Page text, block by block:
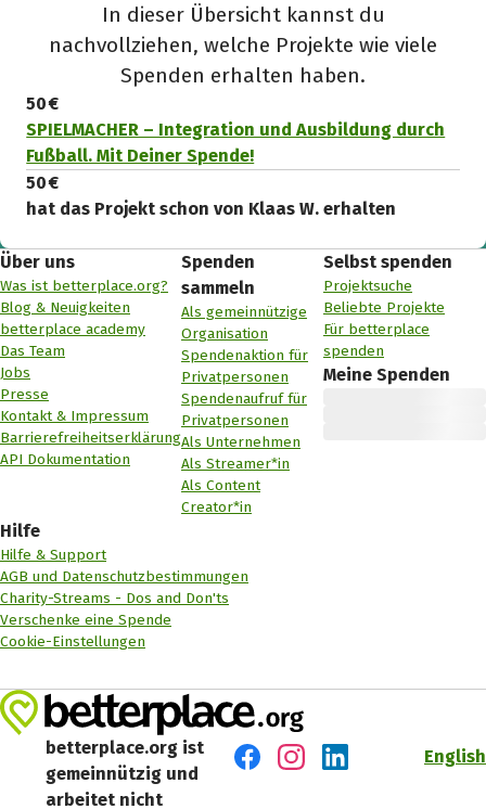
In dieser Übersicht kannst du
nachvollziehen, welche Projekte wie viele
Spenden erhalten haben.
50 €
SPIELMACHER – Integration und Ausbildung durch
Fußball. Mit Deiner Spende!
50 €
hat das Projekt schon von Klaas W. erhalten
Über uns
Was ist betterplace.org?
Blog & Neuigkeiten
betterplace academy
Das Team
Jobs
Presse
Kontakt & Impressum
Barrierefreiheitserklärung
API Dokumentation
Spenden
sammeln
Als gemeinnützige
Organisation
Spendenaktion für
Privatpersonen
Spendenaufruf für
Privatpersonen
Als Unternehmen
Als Streamer*in
Als Content
Creator*in
Selbst spenden
Projektsuche
Beliebte Projekte
Für betterplace
spenden
Meine Spenden
Hilfe
Hilfe & Support
AGB und Datenschutzbestimmungen
Charity-Streams - Dos and Don'ts
Verschenke eine Spende
Cookie-Einstellungen
betterplace.org ist
gemeinnützig und
arbeitet nicht
English